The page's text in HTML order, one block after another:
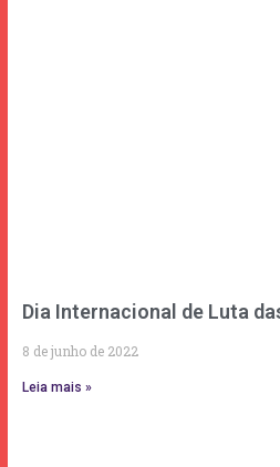
Dia Internacional de Luta
8 de junho de 2022
Leia mais »